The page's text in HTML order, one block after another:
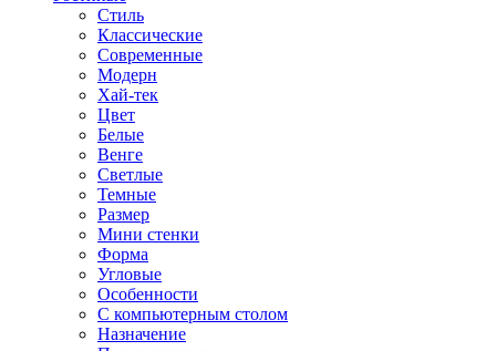
Стиль
Классические
Современные
Модерн
Хай-тек
Цвет
Белые
Венге
Светлые
Темные
Размер
Мини стенки
Форма
Угловые
Особенности
С компьютерным столом
Назначение